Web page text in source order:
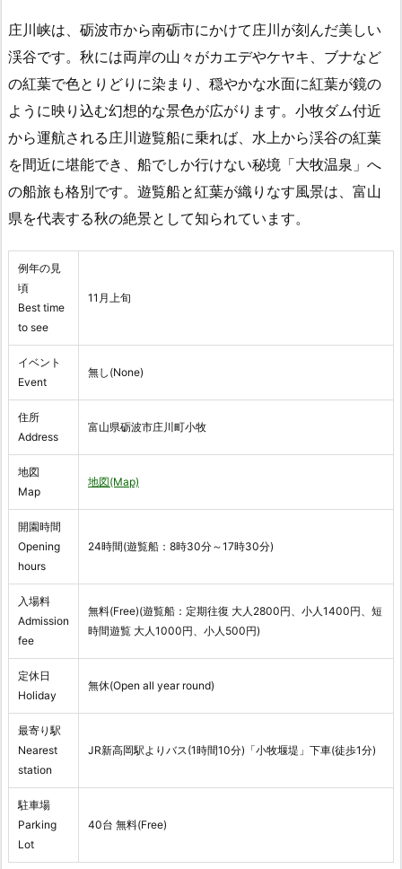
庄川峡は、砺波市から南砺市にかけて庄川が刻んだ美しい
渓谷です。秋には両岸の山々がカエデやケヤキ、ブナなど
の紅葉で色とりどりに染まり、穏やかな水面に紅葉が鏡の
ように映り込む幻想的な景色が広がります。小牧ダム付近
から運航される庄川遊覧船に乗れば、水上から渓谷の紅葉
を間近に堪能でき、船でしか行けない秘境「大牧温泉」へ
の船旅も格別です。遊覧船と紅葉が織りなす風景は、富山
県を代表する秋の絶景として知られています。
例年の見
頃
Best time
to see
11月上旬
イベント
Event
無し(None)
住所
Address
富山県砺波市庄川町小牧
地図
Map
地図(Map)
開園時間
Opening
hours
24時間(遊覧船：8時30分～17時30分)
入場料
Admission
fee
無料(Free)(遊覧船：定期往復 大人2800円、小人1400円、短
時間遊覧 大人1000円、小人500円)
定休日
Holiday
無休(Open all year round)
最寄り駅
Nearest
station
JR新高岡駅よりバス(1時間10分)「小牧堰堤」下車(徒歩1分)
駐車場
Parking
Lot
40台 無料(Free)